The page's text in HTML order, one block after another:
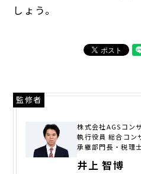
しょう。
監修者
株式会社AGSコン
執行役員 総合コン
承継部門長・税理
井上 智博